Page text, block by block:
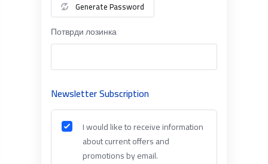
Generate Password
Потврди лозинка
Newsletter Subscription
I would like to receive information
about current offers and
promotions by email.